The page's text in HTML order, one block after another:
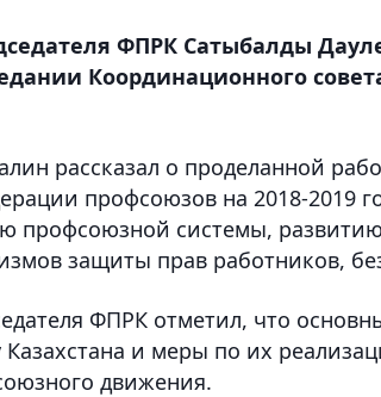
ФПРК Сатыбалды
Координационного
рассказал о проделанной
профсоюзов на 2018-2019
профсоюзной системы,
защиты прав работников,
ФПРК отметил, что
и меры по их
движения.